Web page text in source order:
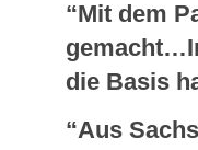
“Mit dem
die Basis
“Aus